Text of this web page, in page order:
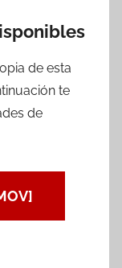
de esta
te
de